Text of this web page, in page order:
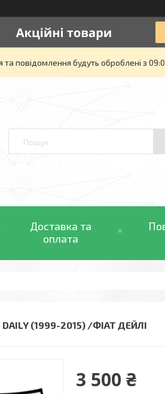
повідомлення будуть оброблені з
Доставка та
оплата
(1999-2015) /ФІАТ ДЕЙЛІ
3 500 ₴